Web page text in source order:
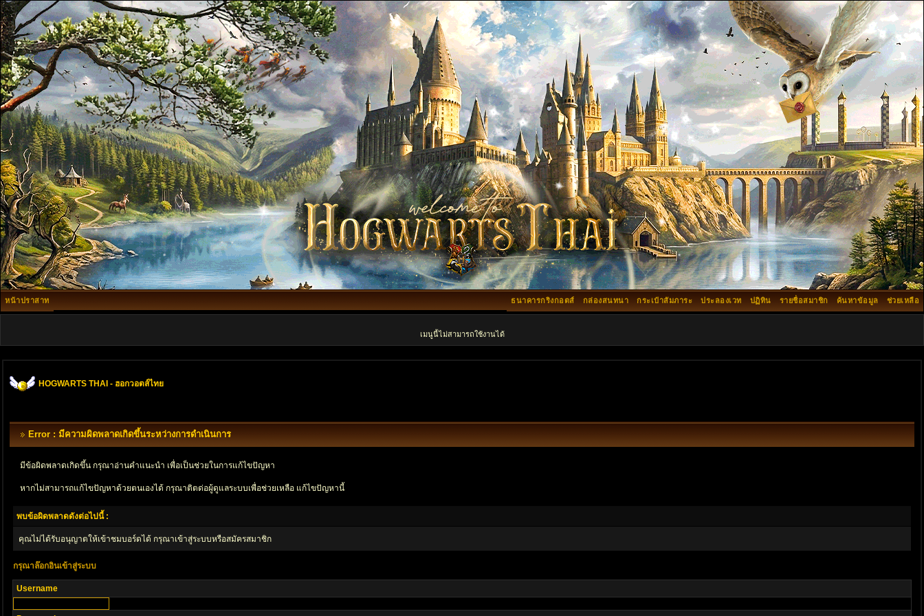
หน้าปราสาท ช่วยเหลือ
ค้นหาข้อมูล
รายชื่อสมาชิก
ปฏิทิน
ประลองเวท
กระเป๋าสัมภาระ
กล่องสนทนา
ธนาคารกริงกอตส์
เมนูนี้ไม่สามารถใช้งานได้
HOGWARTS THAI - ฮอกวอตส์ไทย
Error : มีความผิดพลาดเกิดขึ้นระหว่างการดำเนินการ
มีข้อผิดพลาดเกิดขึ้น กรุณาอ่านคำแนะนำ เพื่อเป็นช่วยในการแก้ไขปัญหา
หากไม่สามารถแก้ไขปัญหาด้วยตนเองได้ กรุณาติตด่อผู้ดูแลระบบเพื่อช่วยเหลือ แก้ไขปัญหานี้
พบข้อผิดพลาดดังต่อไปนี้ :
คุณไม่ได้รับอนุญาตให้เข้าชมบอร์ดได้ กรุณาเข้าสู่ระบบหรือสมัครสมาชิก
กรุณาล๊อกอินเข้าสู่ระบบ
Username